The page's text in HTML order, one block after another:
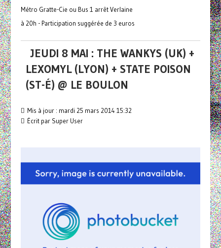
Métro Gratte-Cie ou Bus 1 arrêt Verlaine
à 20h - Participation suggérée de 3 euros
JEUDI 8 MAI : THE WANKYS (UK) +
LEXOMYL (LYON) + STATE POISON
(ST-É) @ LE BOULON
Mis à jour : mardi 25 mars 2014 15:32
Écrit par Super User